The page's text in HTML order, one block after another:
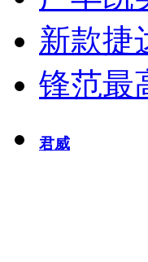
新款捷
锋范最
君威